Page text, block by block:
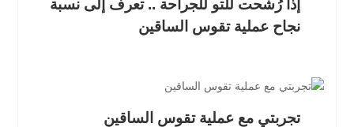
إذا رُشحت للتو للجراحة .. تعرف إلى نسبة
نجاح عملية تقوس الساقين
تجربتي مع عملية تقوس الساقين